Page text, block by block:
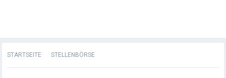
STARTSEITE STELLENBÖRSE